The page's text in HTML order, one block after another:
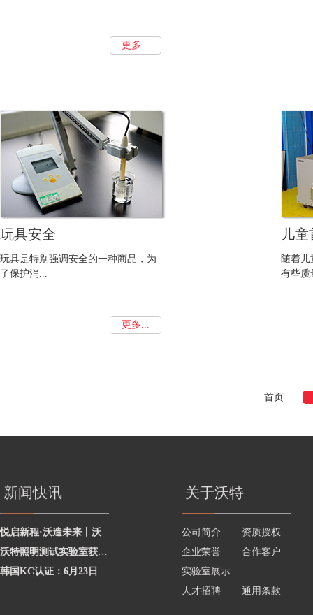
更多...
玩具安全
玩具是特别强调安全的一种商品，为
了保护消...
更多...
儿
随着
有些质
首页
新闻快讯
悦启新程·沃造未来丨沃特学院2026年度讲师聘任暨2025年度优秀讲师颁奖活动圆
沃特照明测试实验室获澳洲灯具最新标准CNAS资质，助力企业合规出海澳洲市场
韩国KC认证：6月23日起将执行更严格的网络摄像头安全要求
关于沃特
公司简介
资质授权
企业荣誉
合作客户
实验室展示
人才招聘
通用条款